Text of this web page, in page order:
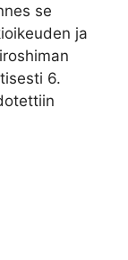
se
ja
6.